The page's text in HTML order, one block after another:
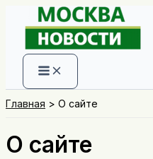
Перейти
содержимому
Главная О сайте
О сайте